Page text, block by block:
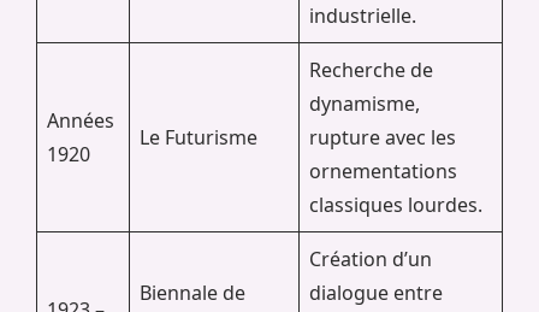
industrielle.
Années
1920
Le Futurisme
Recherche de
dynamisme,
rupture avec les
ornementations
classiques lourdes.
Biennale de
Création d’un
dialogue entre